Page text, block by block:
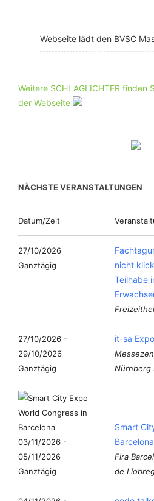
Webseite lädt den BVSC
Weitere SCHLAGLICHTER finden
der Webseite
NÄCHSTE VERANSTALTUNGEN
Datum/Zeit
27/10/2026
Ganztägig
nicht
Teilhabe
27/10/2026 -
29/10/2026
Ganztägig
it-sa
Nürnberg
03/11/2026 -
05/11/2026
Ganztägig
Smart
Barcelona
Fira
de